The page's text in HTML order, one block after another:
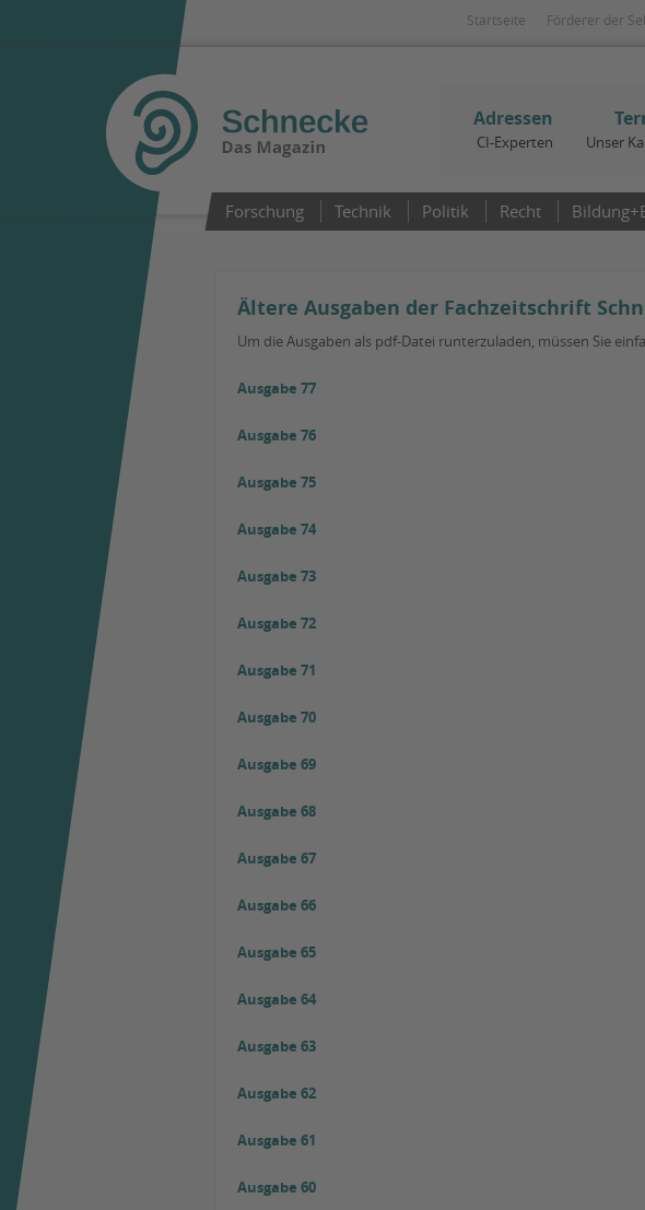
Startseite Förderer der
Adressen
CI-Experten Unser
Forschung Technik Politik Recht
Ältere Ausgaben der Fachzeitschrift
Um die Ausgaben als pdf-Datei runterzuladen, müssen Sie
Ausgabe 77
Ausgabe 76
Ausgabe 75
Ausgabe 74
Ausgabe 73
Ausgabe 72
Ausgabe 71
Ausgabe 70
Ausgabe 69
Ausgabe 68
Ausgabe 67
Ausgabe 66
Ausgabe 65
Ausgabe 64
Ausgabe 63
Ausgabe 62
Ausgabe 61
Ausgabe 60